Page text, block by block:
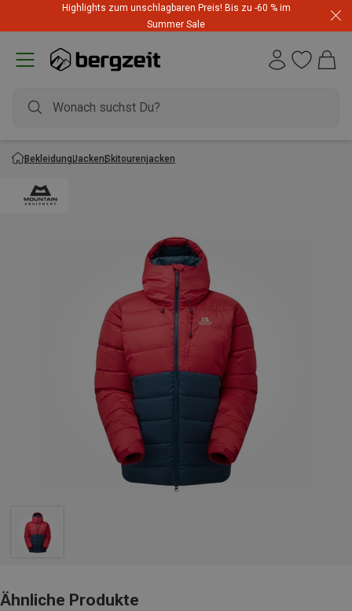
Highlights zum unschlagbaren Preis! Bis zu -60 % im
Summer Sale
BekleidungJackenSkitourenjacken
Ähnliche Produkte